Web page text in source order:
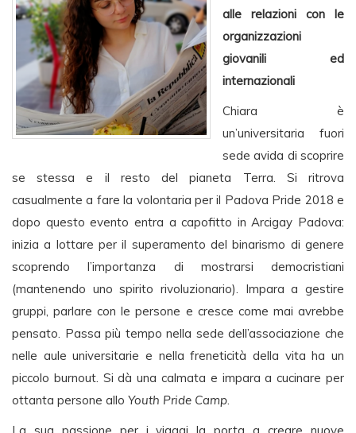
alle relazioni con le
organizzazioni
giovanili ed
internazionali
Chiara è
un’universitaria fuori
sede avida di scoprire
se stessa e il resto del pianeta Terra. Si ritrova
casualmente a fare la volontaria per il Padova Pride 2018 e
dopo questo evento entra a capofitto in Arcigay Padova:
inizia a lottare per il superamento del binarismo di genere
scoprendo l’importanza di mostrarsi democristiani
(mantenendo uno spirito rivoluzionario). Impara a gestire
gruppi, parlare con le persone e cresce come mai avrebbe
pensato. Passa più tempo nella sede dell’associazione che
nelle aule universitarie e nella freneticità della vita ha un
piccolo burnout. Si dà una calmata e impara a cucinare per
ottanta persone allo Youth Pride Camp.